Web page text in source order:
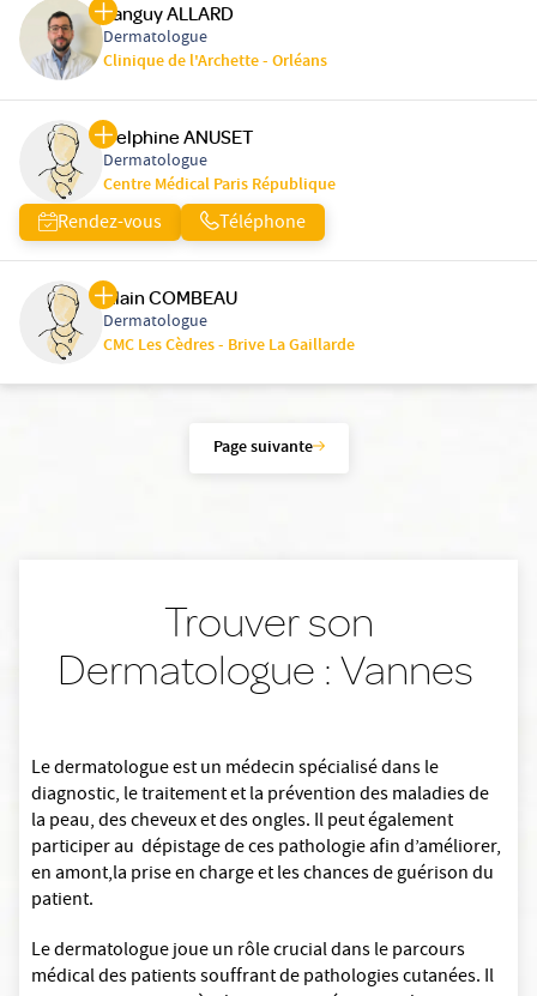
Tanguy ALLARD
Dermatologue
Clinique de l'Archette - Orléans
Delphine ANUSET
Dermatologue
Centre Médical Paris République
Rendez-vous Téléphone
Alain COMBEAU
Dermatologue
CMC Les Cèdres - Brive La Gaillarde
Page suivante
Trouver son
Dermatologue : Vannes
Le dermatologue est un médecin spécialisé dans le
diagnostic, le traitement et la prévention des maladies de
la peau, des cheveux et des ongles. Il peut également
participer au dépistage de ces pathologie afin d’améliorer,
en amont,la prise en charge et les chances de guérison du
patient.
Le dermatologue joue un rôle crucial dans le parcours
médical des patients souffrant de pathologies cutanées. Il